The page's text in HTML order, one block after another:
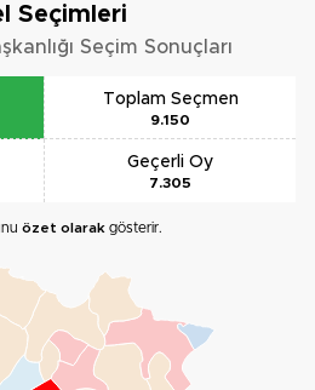
Seçimleri
Seçim Sonuçları
Toplam Seçmen
9.150
Geçerli Oy
7.305
özet olarak gösterir.